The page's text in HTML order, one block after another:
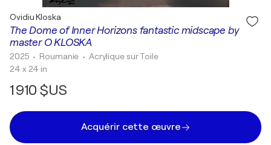
The Dome of Inner Horizons fantastic midscape by
master O KLOSKA
Ovidiu Kloska
2025 • Roumanie • Acrylique sur Toile
24 x 24 in
1 910 $US
Acquérir cette œuvre